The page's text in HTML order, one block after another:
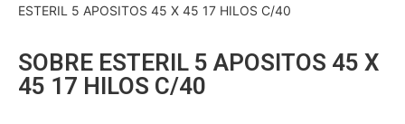
ESTERIL 5 APOSITOS 45 X 45 17 HILOS C/40
SOBRE ESTERIL 5 APOSITOS 45 X
45 17 HILOS C/40